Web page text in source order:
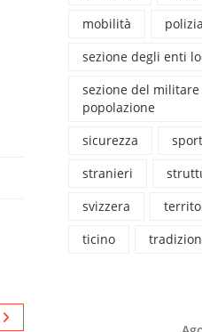
mobilità
polizia
sezione degli enti
sezione del
popolazione
sicurezza
sport
stranieri
svizzera
ticino